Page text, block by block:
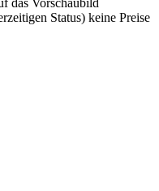
Status) keine Preise